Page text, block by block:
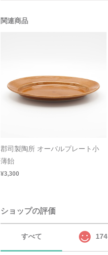
関連商品
郡司製陶所 オーバルプレート小
薄飴
¥3,300
ショップの評価
すべて 174